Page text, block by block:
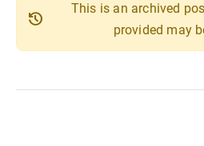
history
This is an archived
provided may